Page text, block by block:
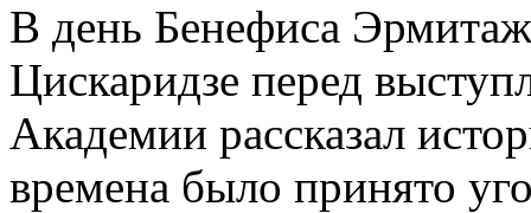
В день Бенефиса
Цискаридзе перед
Академии рассказал
времена было принято